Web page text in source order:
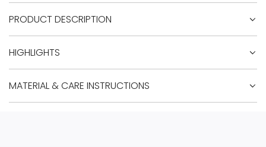
.
PRODUCT DESCRIPTION
HIGHLIGHTS
MATERIAL & CARE INSTRUCTIONS